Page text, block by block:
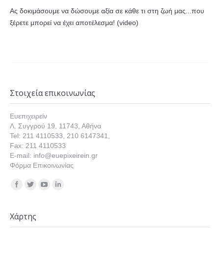
Ας δοκιμάσουμε να δώσουμε αξία σε κάθε τι στη ζωή μας...που
ξέρετε μπορεί να έχει αποτέλεσμα! (video)
Στοιχεία επικοινωνίας
Ευεπιχειρείν
Λ. Συγγρού 19, 11743, Αθήνα
Tel: 211 4110533, 210 6147341,
Fax: 211 4110533
E-mail: info@euepixeirein.gr
Φόρμα Επικοινωνίας
Find us on:
Χάρτης